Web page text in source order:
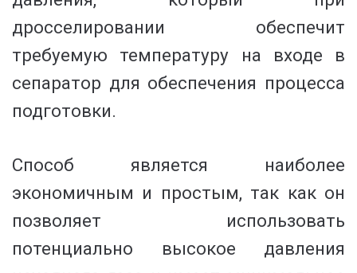
дросселировании обеспечит
требуемую температуру на входе в
сепаратор для обеспечения процесса
подготовки.
Способ является наиболее
экономичным и простым, так как он
позволяет использовать
потенциально высокое давления